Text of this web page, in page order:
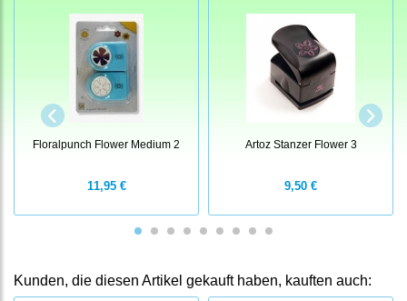
Floralpunch Flower Medium 2
11,95 €
Artoz Stanzer Flower 3
9,50 €
Kunden, die diesen Artikel gekauft haben, kauften auch: